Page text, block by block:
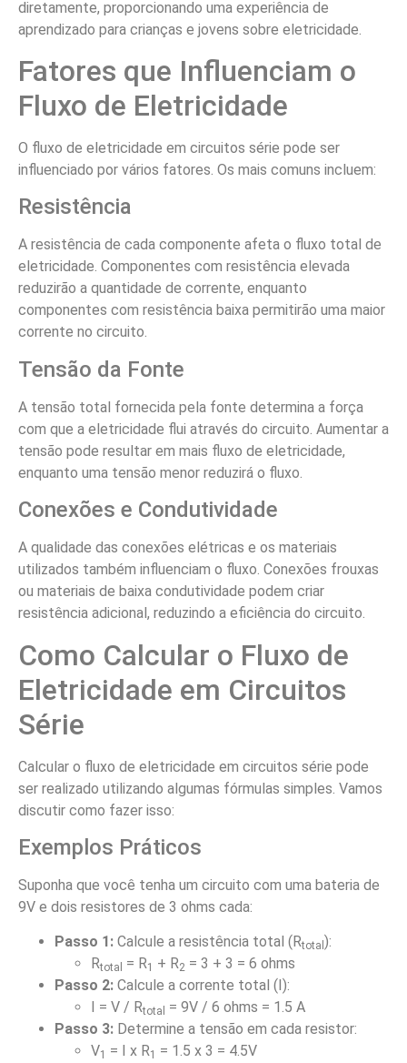
diretamente, proporcionando uma experiência de
aprendizado para crianças e jovens sobre eletricidade.
Fatores que Influenciam o
Fluxo de Eletricidade
O fluxo de eletricidade em circuitos série pode ser
influenciado por vários fatores. Os mais comuns incluem:
Resistência
A resistência de cada componente afeta o fluxo total de
eletricidade. Componentes com resistência elevada
reduzirão a quantidade de corrente, enquanto
componentes com resistência baixa permitirão uma maior
corrente no circuito.
Tensão da Fonte
A tensão total fornecida pela fonte determina a força
com que a eletricidade flui através do circuito. Aumentar a
tensão pode resultar em mais fluxo de eletricidade,
enquanto uma tensão menor reduzirá o fluxo.
Conexões e Condutividade
A qualidade das conexões elétricas e os materiais
utilizados também influenciam o fluxo. Conexões frouxas
ou materiais de baixa condutividade podem criar
resistência adicional, reduzindo a eficiência do circuito.
Como Calcular o Fluxo de
Eletricidade em Circuitos
Série
Calcular o fluxo de eletricidade em circuitos série pode
ser realizado utilizando algumas fórmulas simples. Vamos
discutir como fazer isso:
Exemplos Práticos
Suponha que você tenha um circuito com uma bateria de
9V e dois resistores de 3 ohms cada:
Passo 1: Calcule a resistência total (Rtotal ):
Rtotal = R1 + R2 = 3 + 3 = 6 ohms
Passo 2: Calcule a corrente total (I):
I = V / Rtotal
= 9V / 6 ohms = 1.5 A
Passo 3: Determine a tensão em cada resistor:
V1 = I x R1
= 1.5 x 3 = 4.5V